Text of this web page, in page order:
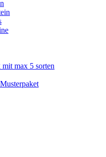
max 5 sorten